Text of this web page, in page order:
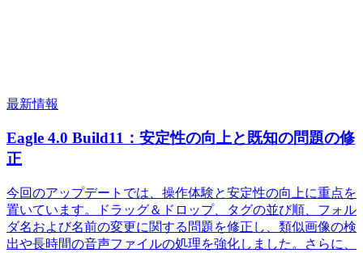
最新情報
Eagle 4.0 Build11：安定性の向上と既知の問題の修
正
今回のアップデートでは、操作体験と安定性の向上に重点を
置いています。ドラッグ＆ドロップ、タグの並び順、フォル
ダ名および名前の変更に関する問題を修正し、類似画像の検
出や長時間の音声ファイルの処理を強化しました。さらに、